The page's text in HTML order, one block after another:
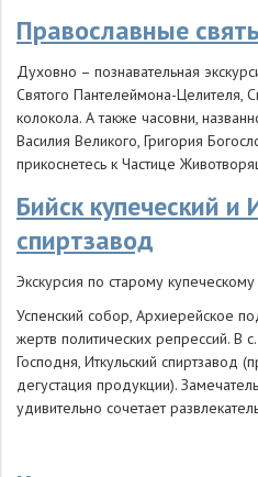
Православные
Духовно – познавательная
Святого Пантелеймона-Целителя,
колокола. А также часовни,
Василия Великого, Григория
прикоснетесь к Частице
Бийск купеческий и
спиртзавод
Экскурсия по старому
Успенский собор, Архиерейское
жертв политических репрессий. В
Господня, Иткульский спиртзавод
дегустация продукции).
удивительно сочетает